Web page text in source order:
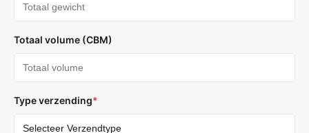
Totaal volume (CBM)
Type verzending*